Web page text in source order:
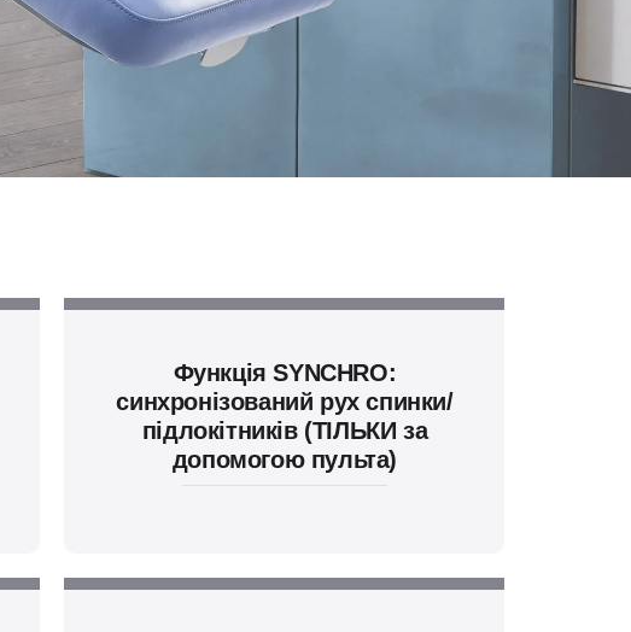
Функція SYNCHRO:
синхронізований рух спинки/
підлокітників (ТІЛЬКИ за
допомогою пульта)